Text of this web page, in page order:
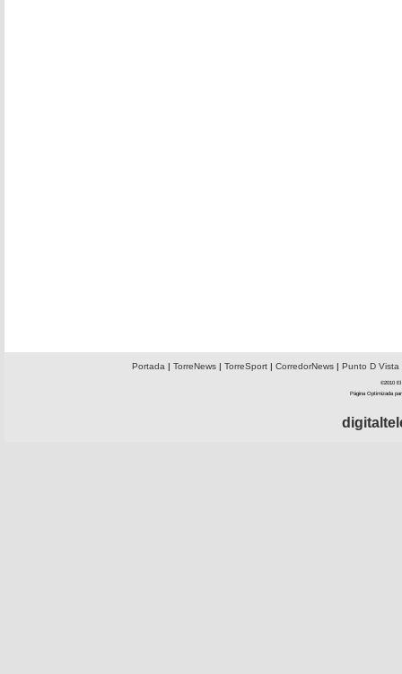
Portada | TorreNews| TorreSport| CorredorNews| Punto D Vista
©2010 El
Página Optimizada